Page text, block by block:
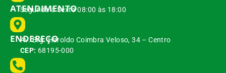
ATENDIMENTO
Segunda à Sexta 08:00 às 18:00
ENDEREÇO
Av. Brg. Haroldo Coimbra Veloso, 34 – Centro
CEP: 68195-000